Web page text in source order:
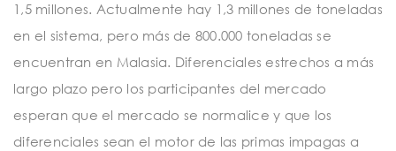
1,5 millones. Actualmente hay 1,3 millones de toneladas
en el sistema, pero más de 800.000 toneladas se
encuentran en Malasia. Diferenciales estrechos a más
largo plazo pero los participantes del mercado
esperan que el mercado se normalice y que los
diferenciales sean el motor de las primas impagas a